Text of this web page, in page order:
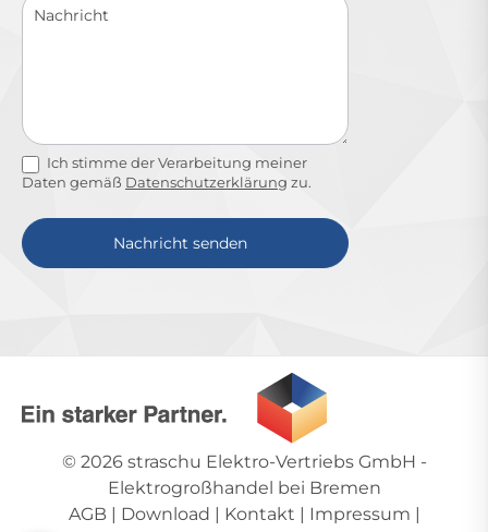
Ich stimme der Verarbeitung meiner
Daten gemäß Datenschutzerklärung zu.
Nachricht senden
© 2026 straschu Elektro-Vertriebs GmbH -
Elektrogroßhandel bei Bremen
AGB | Download | Kontakt | Impressum |